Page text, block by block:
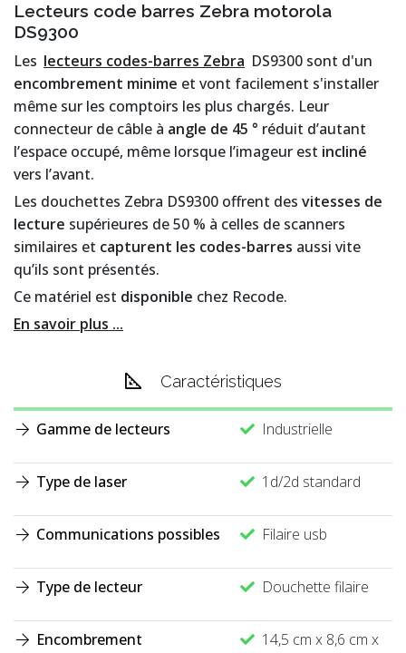
Lecteurs code barres Zebra motorola
DS9300
Les lecteurs codes-barres Zebra DS9300 sont d'un
encombrement minime et vont facilement s'installer
même sur les comptoirs les plus chargés. Leur
connecteur de câble à angle de 45 ° réduit d’autant
l’espace occupé, même lorsque l’imageur est incliné
vers l’avant.
Les douchettes Zebra DS9300 offrent des vitesses de
lecture supérieures de 50 % à celles de scanners
similaires et capturent les codes-barres aussi vite
qu’ils sont présentés.
Ce matériel est disponible chez Recode.
En savoir plus ...
Caractéristiques
Gamme de lecteurs Industrielle
Type de laser 1d/2d standard
Communications possibles Filaire usb
Type de lecteur Douchette filaire
Encombrement
14,5 cm x 8,6 cm x